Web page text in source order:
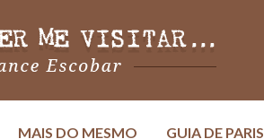
MAIS DO MESMO GUIA DE PARIS